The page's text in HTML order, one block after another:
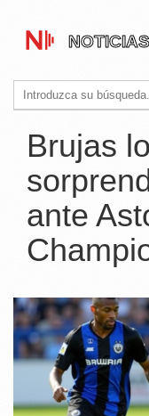
Brujas
ante